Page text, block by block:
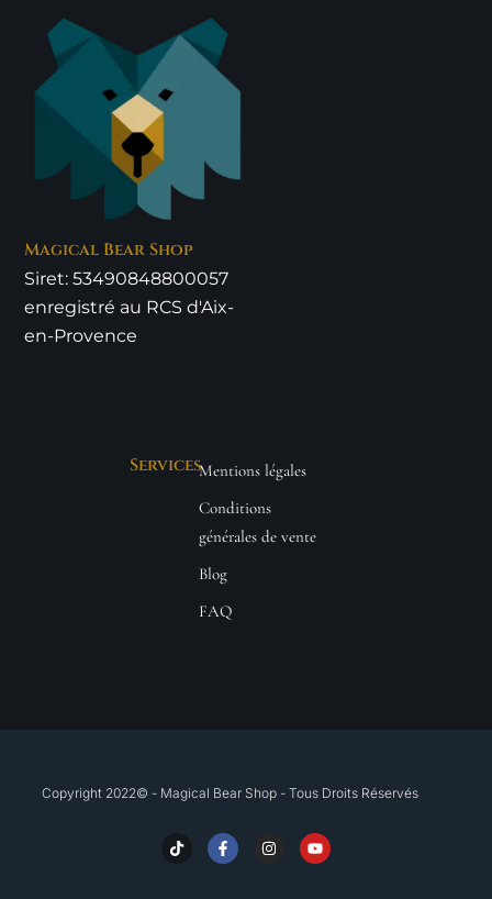
Magical Bear Shop
Siret: 53490848800057
enregistré au RCS d'Aix-
en-Provence
ServicesMentions légales
Conditions
générales de vente
Blog
FAQ
Copyright 2022© - Magical Bear Shop - Tous Droits Réservés​
i
k
F
a
c
n
s
Y
o
u